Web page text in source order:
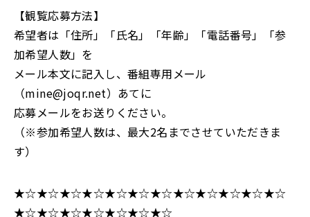
【観覧応募方法】
希望者は「住所」「氏名」「年齢」「電話番号」「参
加希望人数」を
メール本文に記入し、番組専用メール
（mine@joqr.net）あてに
応募メールをお送りください。
（※参加希望人数は、最大2名までさせていただきま
す）
★☆★☆★☆★☆★☆★☆★☆★☆★☆★☆★☆★☆
★☆★☆★☆★☆★☆★☆★☆